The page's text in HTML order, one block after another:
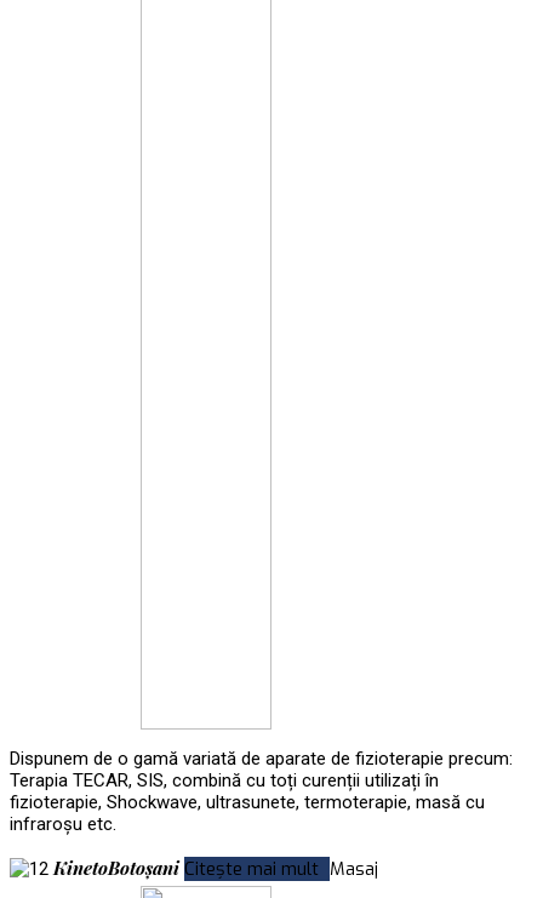
Dispunem de o gamă variată de aparate de fizioterapie precum:
Terapia TECAR, SIS, combină cu toți curenții utilizați în
fizioterapie, Shockwave, ultrasunete, termoterapie, masă cu
infraroșu etc.
KinetoBotoșani Citește mai mult Masaj